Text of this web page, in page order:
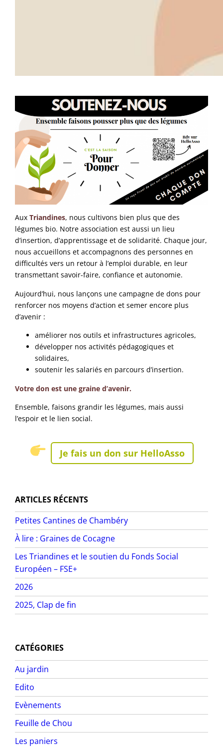
AuxTriandines, nous cultivons bien plus que des
légumes bio. Notre association est aussi un lieu
d’insertion, d’apprentissage et de solidarité. Chaque jour,
nous accueillons et accompagnons des personnes en
difficultés vers un retour à l’emploi durable, en leur
transmettant savoir-faire, confiance et autonomie.
Aujourd’hui, nous lançons une campagne de dons pour
renforcer nos moyens d’action et semer encore plus
d’avenir :
améliorer nos outils et infrastructures agricoles,
développer nos activités pédagogiques et
solidaires,
soutenir les salariés en parcours d’insertion.
Votre don est une graine d’avenir.
Ensemble, faisons grandir les légumes, mais aussi
l’espoir et le lien social.
Je fais un don sur HelloAsso
ARTICLES RÉCENTS
Petites Cantines de Chambéry
À lire : Graines de Cocagne
Les Triandines et le soutien du Fonds Social
Européen – FSE+
2026
2025, Clap de fin
CATÉGORIES
Au jardin
Edito
Evènements
Feuille de Chou
Les paniers